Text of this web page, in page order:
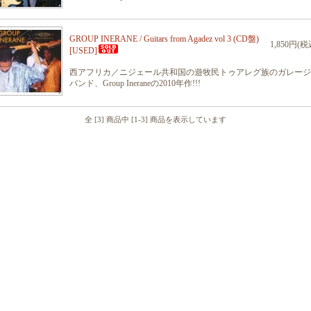
GROUP INERANE / Guitars from Agadez vol 3 (CD盤)
[USED]
1,850円(税
西アフリカ／ニジェール共和国の遊牧民トゥアレグ族のガレー
バンド、Group Ineraneの2010年作!!!
全 [3] 商品中 [1-3] 商品を表示しています